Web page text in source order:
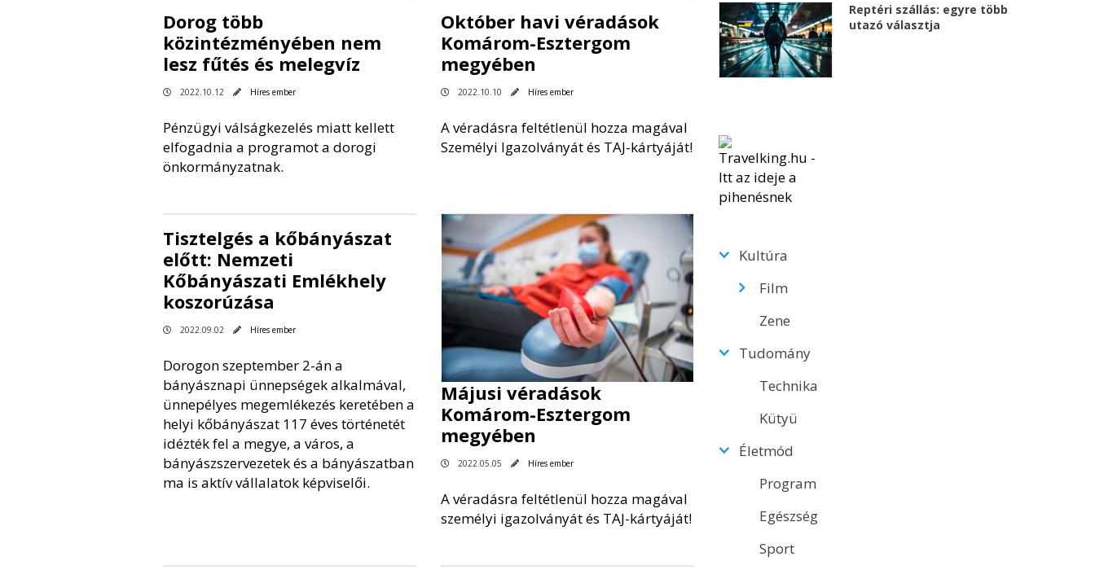
Dorog több
közintézményében nem
lesz fűtés és melegvíz
2022.10.12 Híres ember
Pénzügyi válságkezelés miatt kellett
elfogadnia a programot a dorogi
önkormányzatnak.
Október havi véradások
Komárom-Esztergom
megyében
2022.10.10 Híres ember
A véradásra feltétlenül hozza magával
Személyi Igazolványát és TAJ-kártyáját!
Tisztelgés a kőbányászat
előtt: Nemzeti
Kőbányászati Emlékhely
koszorúzása
2022.09.02 Híres ember
Dorogon szeptember 2-án a
bányásznapi ünnepségek alkalmával,
ünnepélyes megemlékezés keretében a
helyi kőbányászat 117 éves történetét
idézték fel a megye, a város, a
bányászszervezetek és a bányászatban
ma is aktív vállalatok képviselői.
Májusi véradások
Komárom-Esztergom
megyében
2022.05.05 Híres ember
A véradásra feltétlenül hozza magával
személyi igazolványát és TAJ-kártyáját!
Reptéri szállás: egyre több
utazó választja
Kultúra
Film
Zene
Tudomány
Technika
Kütyü
Életmód
Program
Egészség
Sport